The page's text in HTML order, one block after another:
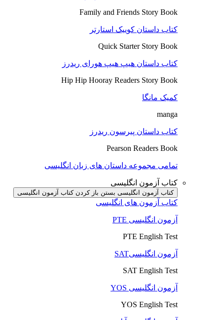
Family and Friends Story Book
کتاب داستان کوییک استارتر
Quick Starter Story Book
کتاب داستان هیپ هیپ هورای ریدرز
Hip Hip Hooray Readers Story Book
کمیک مانگا
manga
کتاب داستان پیرسون ریدرز
Pearson Readers Book
تمامی مجموعه داستان های زبان انگلیسی
کتاب آزمون انگلیسی
کتاب آزمون انگلیسی بستن باز کردن کتاب آزمون انگلیسی
کتاب آزمون های انگلیسی
آزمون انگلیسی PTE
PTE English Test
آزمون انگلیسیSAT
SAT English Test
آزمون انگلیسی YOS
YOS English Test